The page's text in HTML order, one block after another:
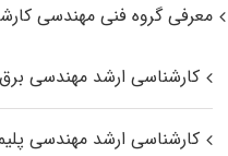
معرفی گروه فنی مهندسی
کارشناسی ارشد مهندسی برق
کارشناسی ارشد مهندسی